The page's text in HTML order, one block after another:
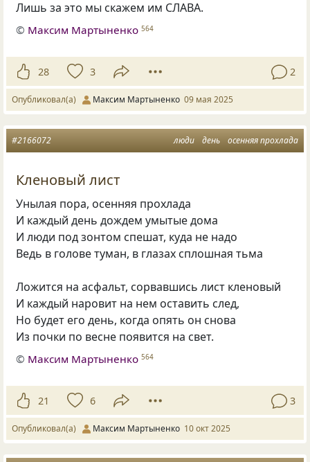
Лишь за это мы скажем им СЛАВА.
© Максим Мартыненко 564
28 3 2
Опубликовал(а) Максим Мартыненко 09 мая 2025
люди день осенняя прохлада
#2166072
Кленовый лист
Унылая пора, осенняя прохлада
И каждый день дождем умытые дома
И люди под зонтом спешат, куда не надо
Ведь в голове туман, в глазах сплошная тьма
Ложится на асфальт, сорвавшись лист кленовый
И каждый наровит на нем оставить след,
Но будет его день, когда опять он снова
Из почки по весне появится на свет.
© Максим Мартыненко 564
21 6 3
Опубликовал(а) Максим Мартыненко 10 окт 2025